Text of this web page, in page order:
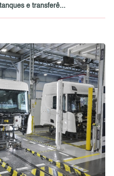
e transferê...